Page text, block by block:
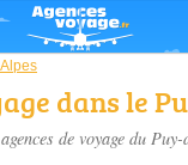
dans le
agences de voyage du